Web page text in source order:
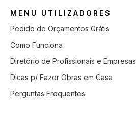
MENU UTILIZADORES
Pedido de Orçamentos Grátis
Como Funciona
Diretório de Profissionais e Empresas
Dicas p/ Fazer Obras em Casa
Perguntas Frequentes